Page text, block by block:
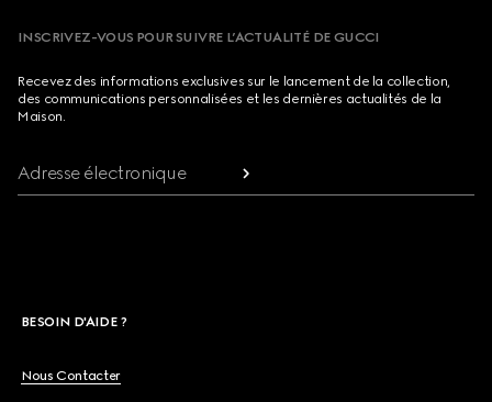
INSCRIVEZ-VOUS POUR SUIVRE L’ACTUALITÉ DE GUCCI
Recevez des informations exclusives sur le lancement de la collection,
des communications personnalisées et les dernières actualités de la
Maison.
Adresse électronique
BESOIN D'AIDE ?
Nous Contacter